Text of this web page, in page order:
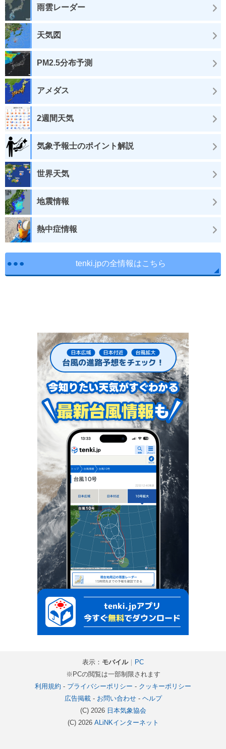
雨雲レーダー
天気図
PM2.5分布予測
アメダス
2週間天気
気象予報士のポイント解説
世界天気
地震情報
熱中症情報
tenki.jpの全情報はこちら
表示： モバイル｜
PC
※PCの閲覧は一部制限されます
利用規約 - プライバシーポリシー - クッキーポリシー
広告掲載- お問い合わせ- ヘルプ
(C) 2026 日本気象協会
(C) 2026 ALiNKインターネット